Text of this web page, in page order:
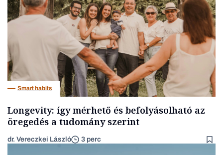
Smart habits
Longevity: így mérhető és befolyásolható az
öregedés a tudomány szerint
dr. Vereczkei László 3 perc